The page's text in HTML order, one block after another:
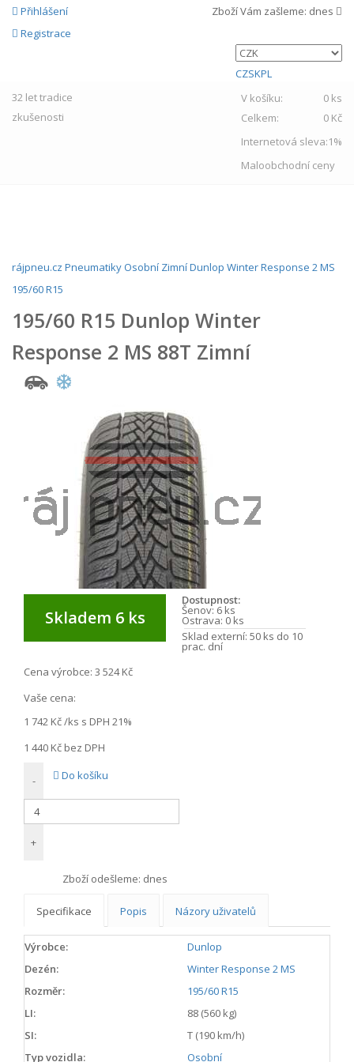
Přihlášení
Registrace
Zboží Vám zašleme: dnes
CZSKPL
32 lettradice
zkušenosti
V košíku:
0 ks
Celkem:
0 Kč
Internetová sleva:1%
Maloobchodní ceny
rájpneu.cz PneumatikyOsobní ZimníDunlop Winter Response 2 MS
195/60 R15
195/60 R15 Dunlop Winter
Response 2 MS 88T Zimní
Skladem 6 ks
Dostupnost:
Šenov: 6 ks
Ostrava: 0 ks
Sklad externí: 50 ks do 10
prac. dní
Cena výrobce: 3 524 Kč
Vaše cena:
1 742 Kč/ks s DPH 21%
1 440 Kč bez DPH
-
+
Do košíku
Zboží odešleme: dnes
Specifikace Popis Názory uživatelů
Výrobce:
Dunlop
Dezén:
Winter Response 2 MS
Rozměr:
195/60 R15
LI:
88 (560 kg)
SI:
T (190 km/h)
Typ vozidla:
Osobní